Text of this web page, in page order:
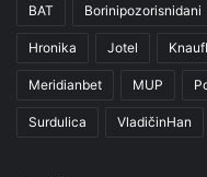
BAT Borinipozorisnidani
Hronika Jotel
Meridianbet MUP
Surdulica VladičinHan